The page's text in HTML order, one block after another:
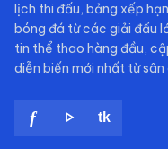
lịch thi đấu, bảng xếp
bóng đá từ các giải đấu
tin thể thao hàng đầu,
diễn biến mới nhất từ
f play_arrow tk